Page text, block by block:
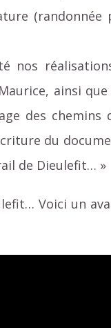
(randonnée
nos
ainsi
des
du
de Dieulefit… »
Voici un